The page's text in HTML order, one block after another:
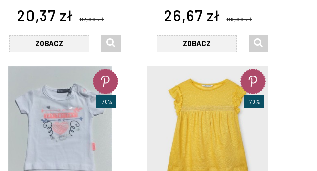
20,37 zł 67,90 zł
ZOBACZ
26,67 zł 88,90 zł
ZOBACZ
-70% -70%